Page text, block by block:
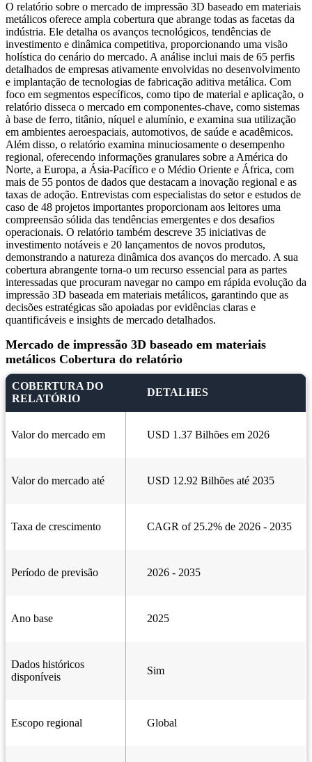
O relatório sobre o mercado de impressão 3D baseado em materiais
metálicos oferece ampla cobertura que abrange todas as facetas da
indústria. Ele detalha os avanços tecnológicos, tendências de
investimento e dinâmica competitiva, proporcionando uma visão
holística do cenário do mercado. A análise inclui mais de 65 perfis
detalhados de empresas ativamente envolvidas no desenvolvimento
e implantação de tecnologias de fabricação aditiva metálica. Com
foco em segmentos específicos, como tipo de material e aplicação, o
relatório disseca o mercado em componentes-chave, como sistemas
à base de ferro, titânio, níquel e alumínio, e examina sua utilização
em ambientes aeroespaciais, automotivos, de saúde e acadêmicos.
Além disso, o relatório examina minuciosamente o desempenho
regional, oferecendo informações granulares sobre a América do
Norte, a Europa, a Ásia-Pacífico e o Médio Oriente e África, com
mais de 55 pontos de dados que destacam a inovação regional e as
taxas de adoção. Entrevistas com especialistas do setor e estudos de
caso de 48 projetos importantes proporcionam aos leitores uma
compreensão sólida das tendências emergentes e dos desafios
operacionais. O relatório também descreve 35 iniciativas de
investimento notáveis ​​e 20 lançamentos de novos produtos,
demonstrando a natureza dinâmica dos avanços do mercado. A sua
cobertura abrangente torna-o um recurso essencial para as partes
interessadas que procuram navegar no campo em rápida evolução da
impressão 3D baseada em materiais metálicos, garantindo que as
decisões estratégicas são apoiadas por evidências claras e
quantificáveis ​​e insights de mercado detalhados.
Mercado de impressão 3D baseado em materiais
metálicos Cobertura do relatório
COBERTURA DO
RELATÓRIO
DETALHES
Valor do mercado em USD 1.37 Bilhões em 2026
Valor do mercado até USD 12.92 Bilhões até 2035
Taxa de crescimento CAGR of 25.2% de 2026 - 2035
Período de previsão 2026 - 2035
Ano base 2025
Dados históricos
disponíveis
Sim
Escopo regional Global